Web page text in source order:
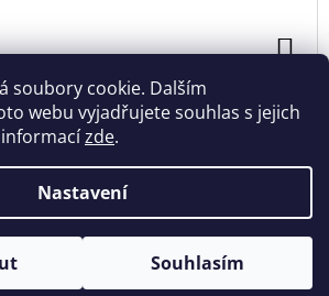
soubory cookie. Dalším
webu vyjadřujete souhlas s jejich
zde.
Nastavení
Souhlasím
DO
Vytvořil Shoptet
práva vyhrazena.